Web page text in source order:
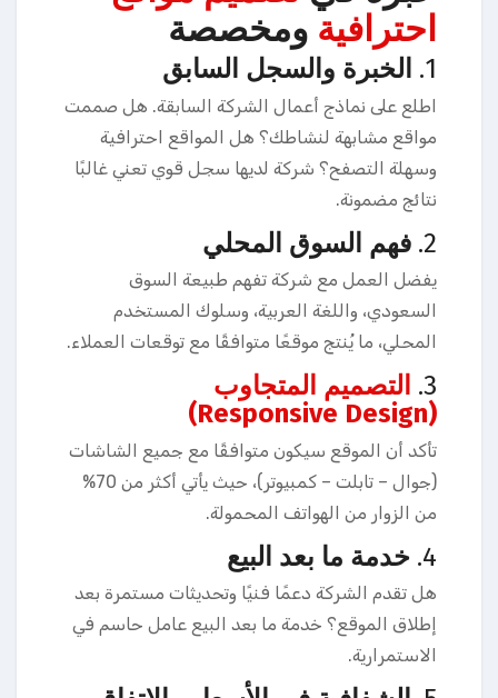
احترافية ومخصصة
1. الخبرة والسجل السابق
اطلع على نماذج أعمال الشركة السابقة. هل صممت
مواقع مشابهة لنشاطك؟ هل المواقع احترافية
وسهلة التصفح؟ شركة لديها سجل قوي تعني غالبًا
نتائج مضمونة.
2. فهم السوق المحلي
يفضل العمل مع شركة تفهم طبيعة السوق
السعودي، واللغة العربية، وسلوك المستخدم
المحلي، ما يُنتج موقعًا متوافقًا مع توقعات العملاء.
3.
التصميم المتجاوب
(Responsive Design)
تأكد أن الموقع سيكون متوافقًا مع جميع الشاشات
(جوال – تابلت – كمبيوتر)، حيث يأتي أكثر من 70%
من الزوار من الهواتف المحمولة.
4. خدمة ما بعد البيع
هل تقدم الشركة دعمًا فنيًا وتحديثات مستمرة بعد
إطلاق الموقع؟ خدمة ما بعد البيع عامل حاسم في
الاستمرارية.